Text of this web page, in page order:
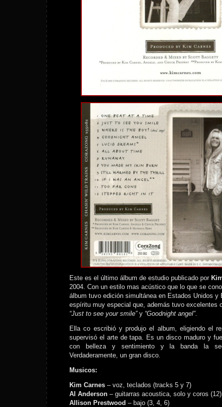
Este es el último álbum de estudio publicado por
2004. Con un estilo mas acústico que lo que se
álbum tuvo edición simultánea en Estados Unidos y
espíritu muy especial que, además tuvo
“Just to see your smile”y “Goodnight angel”.
Ella co escribió y produjo el album, eligiendo el
supervisó el arte de tapa. Es un disco maduro y
con belleza y sentimiento y la banda la
Verdaderamente, un gran disco.
Musicos:
Kim Carnes – voz, teclados (tracks 5 y 7)
Al Anderson – guitarras acoustica, solo y coros (12)
Allison Prestwood – bajo (3, 4, 6)